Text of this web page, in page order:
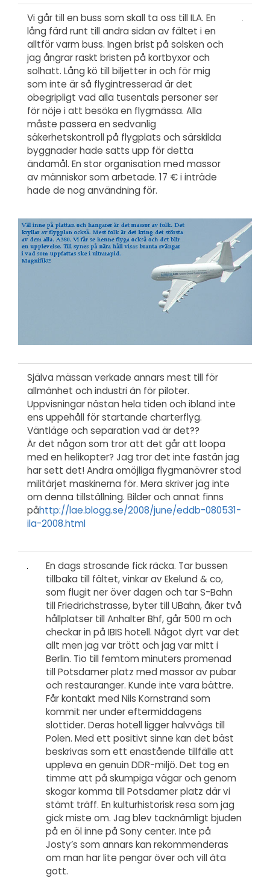
Vi går till en buss som skall ta oss till ILA. En
lång färd runt till andra sidan av fältet i en
alltför varm buss. Ingen brist på solsken och
jag ångrar raskt bristen på kortbyxor och
solhatt. Lång kö till biljetter in och för mig
som inte är så flygintresserad är det
obegripligt vad alla tusentals personer ser
för nöje i att besöka en flygmässa. Alla
måste passera en sedvanlig
säkerhetskontroll på flygplats och särskilda
byggnader hade satts upp för detta
ändamål. En stor organisation med massor
av människor som arbetade. 17 € i inträde
hade de nog användning för.
Själva mässan verkade annars mest till för
allmänhet och industri än för piloter.
Uppvisningar nästan hela tiden och ibland inte
ens uppehåll för startande charterflyg.
Väntläge och separation vad är det??
Är det någon som tror att det går att loopa
med en helikopter? Jag tror det inte fastän jag
har sett det! Andra omöjliga flygmanövrer stod
militärjet maskinerna för. Mera skriver jag inte
om denna tillställning. Bilder och annat finns
påhttp://lae.blogg.se/2008/june/eddb-080531-
ila-2008.html
En dags strosande fick räcka. Tar bussen
tillbaka till fältet, vinkar av Ekelund & co,
som flugit ner över dagen och tar S-Bahn
till Friedrichstrasse, byter till UBahn, åker två
hållplatser till Anhalter Bhf, går 500 m och
checkar in på IBIS hotell. Något dyrt var det
allt men jag var trött och jag var mitt i
Berlin. Tio till femtom minuters promenad
till Potsdamer platz med massor av pubar
och restauranger. Kunde inte vara bättre.
Får kontakt med Nils Kornstrand som
kommit ner under eftermiddagens
slottider. Deras hotell ligger halvvägs till
Polen. Med ett positivt sinne kan det bäst
beskrivas som ett enastående tillfälle att
uppleva en genuin DDR-miljö. Det tog en
timme att på skumpiga vägar och genom
skogar komma till Potsdamer platz där vi
stämt träff. En kulturhistorisk resa som jag
gick miste om. Jag blev tacknämligt bjuden
på en öl inne på Sony center. Inte på
Josty’s som annars kan rekommenderas
om man har lite pengar över och vill äta
gott.